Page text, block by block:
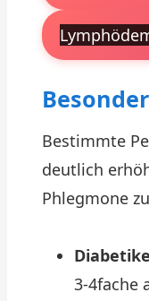
Bestimmte
deutlich
Phlegmone
3-4fache